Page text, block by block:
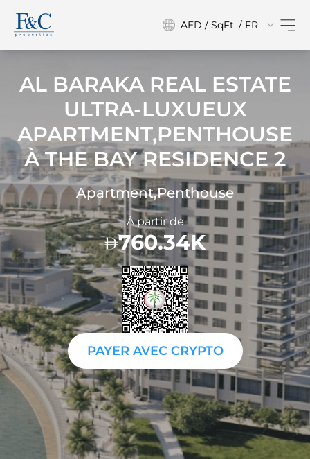
AED / SqFt. / FR
AL BARAKA REAL ESTATE
ULTRA-LUXUEUX
APARTMENT,PENTHOUSE
ÀTHE BAY RESIDENCE 2
Apartment,Penthouse
À partir de
760.34K
PAYER AVEC CRYPTO